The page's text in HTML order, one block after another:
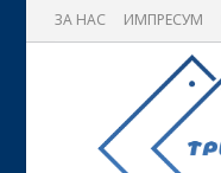
ЗА НАС ИМПРЕСУМ